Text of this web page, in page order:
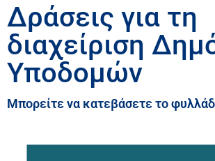
Δράσεις για τη
διαχείριση
Υποδομών
Μπορείτε να κατεβάσετε το